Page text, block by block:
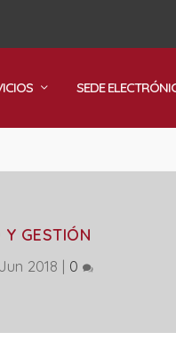
SEDE
GESTIÓN
2018 | 0